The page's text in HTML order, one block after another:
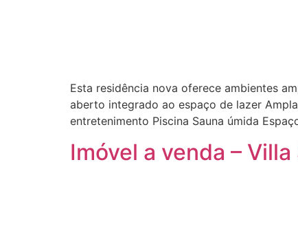
Esta residência nova oferece ambientes
aberto integrado ao espaço de lazer
entretenimento Piscina Sauna úmida
Imóvel a venda –